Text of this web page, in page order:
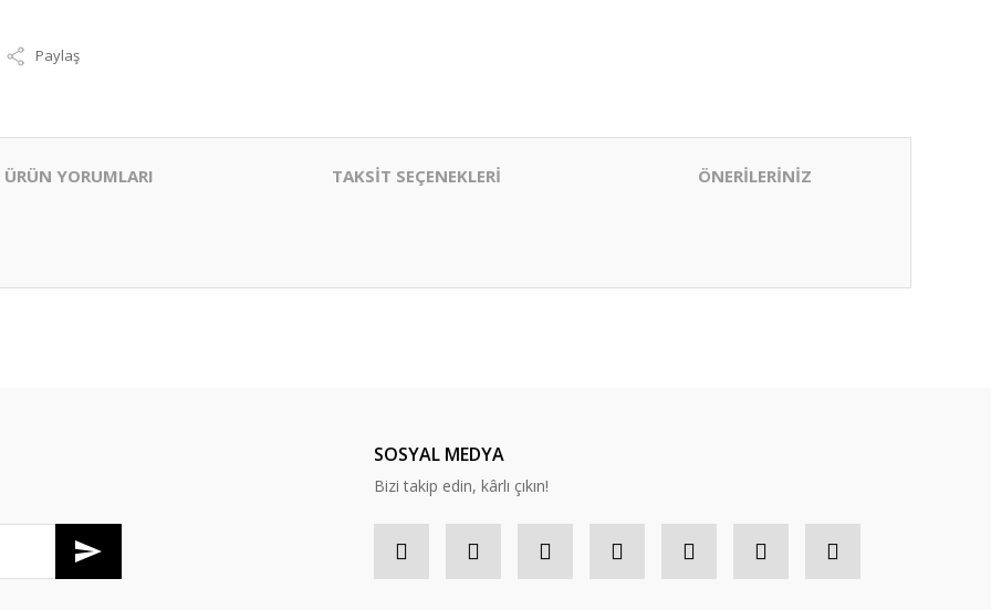
Paylaş
ÜRÜN YORUMLARI TAKSİT SEÇENEKLERİ ÖNERİLERİNİZ
SOSYAL MEDYA
Bizi takip edin, kârlı çıkın!